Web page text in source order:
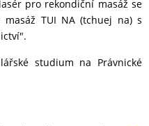
pro rekondiční masáž se
TUI NA (tchuej na) s
studium na Právnické